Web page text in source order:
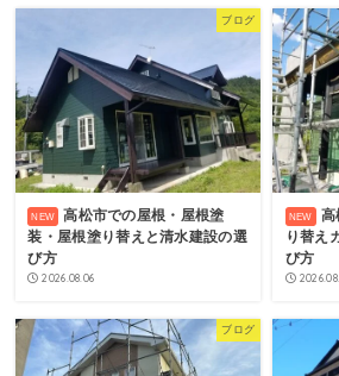
ブログ
高松市での屋根・屋根塗
装・屋根塗り替えと清水建設の選
び方
2026.08.06
高
り替え
び方
ブログ